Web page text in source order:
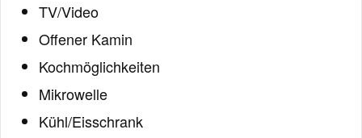
TV/Video
Offener Kamin
Kochmöglichkeiten
Mikrowelle
Kühl/Eisschrank